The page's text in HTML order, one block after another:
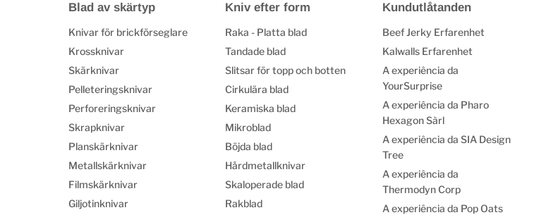
Blad av skärtyp
Knivar för brickförseglare
Krossknivar
Skärknivar
Pelleteringsknivar
Perforeringsknivar
Skrapknivar
Planskärknivar
Metallskärknivar
Filmskärknivar
Giljotinknivar
Kniv efter form
Raka - Platta blad
Tandade blad
Slitsar för topp och botten
Cirkulära blad
Keramiska blad
Mikroblad
Böjda blad
Hårdmetallknivar
Skaloperade blad
Rakblad
Kundutlåtanden
Beef Jerky Erfarenhet
Kalwalls Erfarenhet
A experiência da
YourSurprise
A experiência da Pharo
Hexagon Sàrl
A experiência da SIA Design
Tree
A experiência da
Thermodyn Corp
A experiência da Pop Oats